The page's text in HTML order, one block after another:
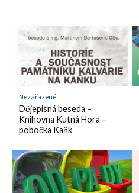
Nezařazené
Dějepisná beseda –
Knihovna Kutná Hora –
pobočka Kaňk